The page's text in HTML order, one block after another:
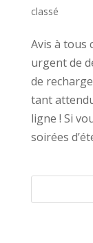
classé
Avis à tous
urgent de
de
tant
ligne ! Si
soirées